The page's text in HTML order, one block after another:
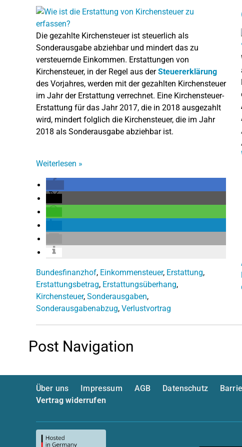
Die gezahlte Kirchensteuer ist steuerlich als
Sonderausgabe abziehbar und mindert das zu
versteuernde Einkommen. Erstattungen von
Kirchensteuer, in der Regel aus derSteuererklärung
des Vorjahres, werden mit der gezahlten Kirchensteuer
im Jahr der Erstattung verrechnet. Eine Kirchensteuer-
Erstattung für das Jahr 2017, die in 2018 ausgezahlt
wird, mindert folglich die Kirchensteuer, die im Jahr
2018 als Sonderausgabe abziehbar ist.
Weiterlesen »
Bundesfinanzhof, Einkommensteuer, Erstattung,
Erstattungsbetrag, Erstattungsüberhang,
Kirchensteuer, Sonderausgaben,
Sonderausgabenabzug, Verlustvortrag
Post Navigation
Über uns Impressum AGB Datenschutz
Vertrag widerrufen